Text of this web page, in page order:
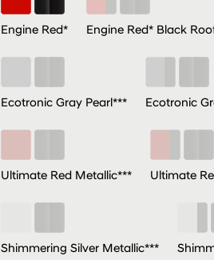
Engine Red* Engine Red* Black
Ecotronic Gray Pearl*** Ecotronic
Ultimate Red Metallic*** Ultimate
Shimmering Silver Metallic***